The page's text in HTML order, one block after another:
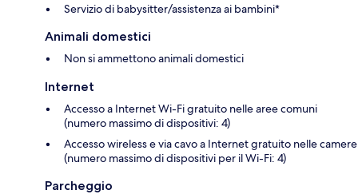
Servizio di babysitter/assistenza ai bambini*
Animali domestici
Non si ammettono animali domestici
Internet
Accesso a Internet Wi-Fi gratuito nelle aree comuni
(numero massimo di dispositivi: 4)
Accesso wireless e via cavo a Internet gratuito nelle camere
(numero massimo di dispositivi per il Wi-Fi: 4)
Parcheggio